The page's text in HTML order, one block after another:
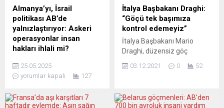
Yöneticileri Toplantısı”nda,
Romanya Başbakanı Nicolae
Çuka, Karadağ Başbakanı
Zdravko Krivokapiç ve Kuzey
Makedonya Başbakanı
NATO’nun...
farkında değiller. İki ülke
ceza yasalarının arasındaki
farklılıklarından doğan
bürokrasinin hataları
eklenince...
Almanya’yı, İsrail
politikası AB’de
yalnızlaştırıyor: Askeri
operasyonlar insan
hakları ihlali mi?
NachDenkSeiten’da yer
alan Florian Warweg imzalı
İsrail politikasının AB içinde
25.05.2025
yorumlar kapalı
127
İtalya Başbakanı Draghi:
“Göçü tek başımıza
kontrol edemeyiz”
İtalya Başbakanı Mario
Draghi, düzensiz göç
fazla ilgi göstermesi
Forumu’nun 7’ncisi, İtalya
03.12.2021 0 52